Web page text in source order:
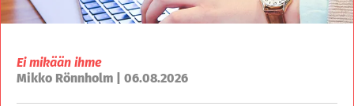
Ei mikään ihme
Mikko Rönnholm | 06.08.2026